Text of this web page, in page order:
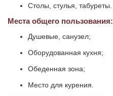
Столы, стулья, табуреты.
Места общего пользования:
Душевые, санузел;
Оборудованная кухня;
Обеденная зона;
Место для курения.